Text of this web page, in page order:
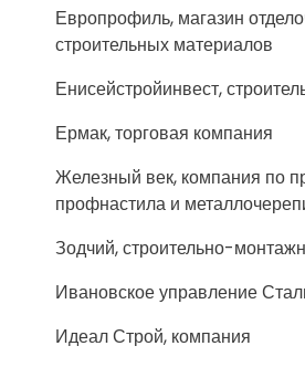
Европрофиль, магазин
строительных материалов
Енисейстройинвест,
Ермак, торговая компания
Железный век, компания по
профнастила и
Зодчий, строительно-
Ивановское управление
Идеал Строй, компания